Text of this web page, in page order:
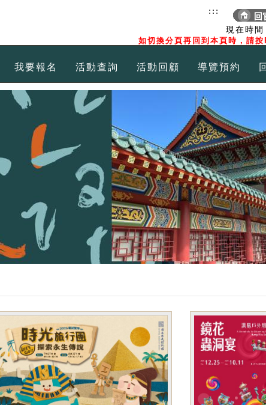
現在時
如切換分頁再回到本頁時，請
:::
我要報名 活動查詢 活動回顧 導覽預約